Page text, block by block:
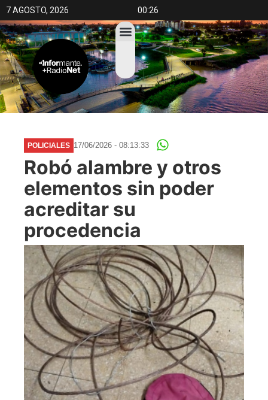
7 AGOSTO, 2026 00:26
POLICIALES 17/06/2026 - 08:13:33
Robó alambre y otros
elementos sin poder
acreditar su
procedencia